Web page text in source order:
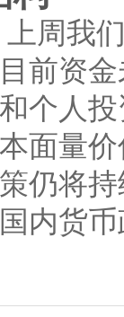
们认
前资
个人
量价
仍将
内货